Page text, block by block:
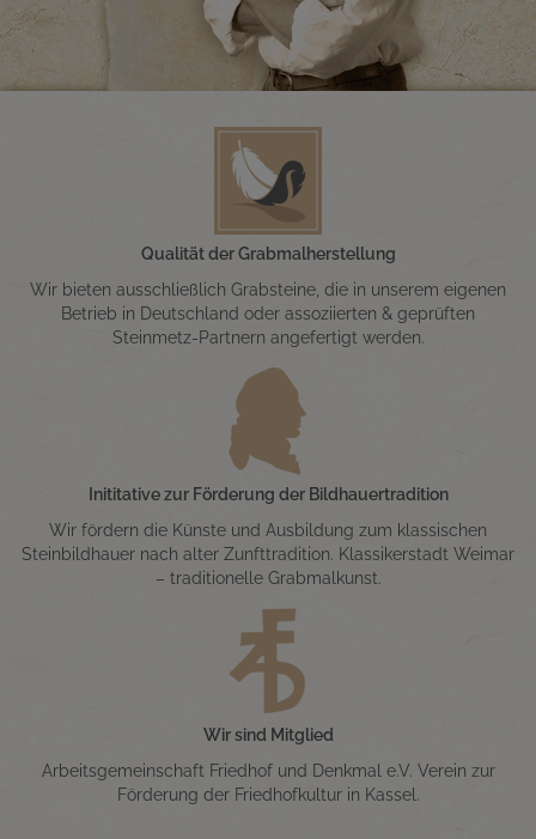
Qualität der Grabmalherstellung
Wir bieten ausschließlich Grabsteine, die in unserem eigenen
Betrieb in Deutschland oder assoziierten & geprüften
Steinmetz-Partnern angefertigt werden.
Inititative zur Förderung der Bildhauertradition
Wir fördern die Künste und Ausbildung zum klassischen
Steinbildhauer nach alter Zunfttradition. Klassikerstadt Weimar
– traditionelle Grabmalkunst.
Wir sind Mitglied
Arbeitsgemeinschaft Friedhof und Denkmal e.V. Verein zur
Förderung der Friedhofkultur in Kassel.